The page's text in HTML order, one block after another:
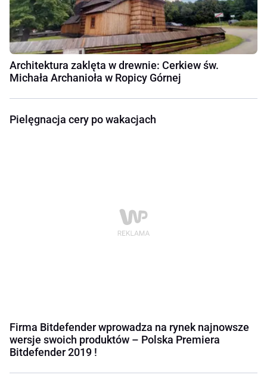
Architektura zaklęta w drewnie: Cerkiew św.
Michała Archanioła w Ropicy Górnej
Pielęgnacja cery po wakacjach
Firma Bitdefender wprowadza na rynek najnowsze
wersje swoich produktów – Polska Premiera
Bitdefender 2019 !